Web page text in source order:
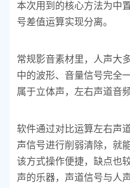
本次用到的核心方法为中
号差值运算实现分离。
常规影音素材里，人声大
中的波形、音量信号完全
属于立体声，左右声道音
软件通过对比运算左右声
声信号进行削弱清除，就
该方式操作便捷，缺点也
声的乐器，声道信号与人